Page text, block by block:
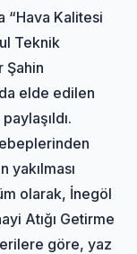
“Hava Kalitesi
Teknik
Şahin
elde edilen
yakılması
olarak, İnegöl
Atığı Getirme
göre, yaz